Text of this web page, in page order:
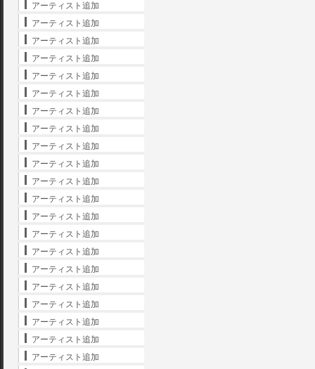
アーティスト追加
アーティスト追加
アーティスト追加
アーティスト追加
アーティスト追加
アーティスト追加
アーティスト追加
アーティスト追加
アーティスト追加
アーティスト追加
アーティスト追加
アーティスト追加
アーティスト追加
アーティスト追加
アーティスト追加
アーティスト追加
アーティスト追加
アーティスト追加
アーティスト追加
アーティスト追加
アーティスト追加